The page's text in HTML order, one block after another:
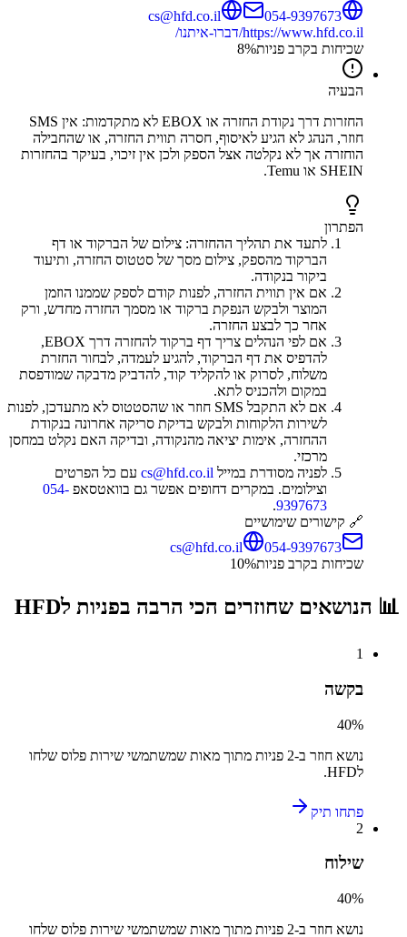
054-9397673
cs@hfd.co.il
https://www.hfd.co.il/דברו-איתנו/
שכיחות בקרב פניות
8%
הבעיה
החזרות דרך נקודת החזרה או EBOX לא מתקדמות: אין SMS
חוזר, הנהג לא הגיע לאיסוף, חסרה תווית החזרה, או שהחבילה
הוחזרה אך לא נקלטה אצל הספק ולכן אין זיכוי, בעיקר בהחזרות
SHEIN או Temu.
הפתרון
לתעד את תהליך ההחזרה: צילום של הברקוד או דף
הברקוד מהספק, צילום מסך של סטטוס החזרה, ותיעוד
ביקור בנקודה.
אם אין תווית החזרה, לפנות קודם לספק שממנו הוזמן
המוצר ולבקש הנפקת ברקוד או מסמך החזרה מחדש, ורק
אחר כך לבצע החזרה.
אם לפי הנהלים צריך דף ברקוד להחזרה דרך EBOX,
להדפיס את דף הברקוד, להגיע לעמדה, לבחור החזרת
משלוח, לסרוק או להקליד קוד, להדביק מדבקה שמודפסת
במקום ולהכניס לתא.
אם לא התקבל SMS חוזר או שהסטטוס לא מתעדכן, לפנות
לשירות הלקוחות ולבקש בדיקת סריקה אחרונה בנקודת
ההחזרה, אימות יציאה מהנקודה, ובדיקה האם נקלט במחסן
מרכזי.
לפניה מסודרת במייל cs@hfd.co.il עם כל הפרטים
וצילומים. במקרים דחופים אפשר גם בוואטסאפ 054-
9397673
.
🔗 קישורים שימושיים
cs@hfd.co.il
054-9397673
שכיחות בקרב פניות
10%
📊 הנושאים שחוזרים הכי הרבה בפניות לHFD
1
בקשה
40%
נושא חוזר ב-2 פניות מתוך מאות שמשתמשי שירות פלוס שלחו
לHFD
.
פתחו תיק
2
שילוח
40%
נושא חוזר ב-2 פניות מתוך מאות שמשתמשי שירות פלוס שלחו